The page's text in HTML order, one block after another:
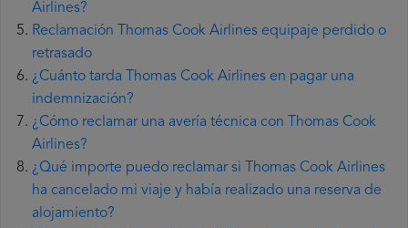
Airlines?
Reclamación Thomas Cook Airlines equipaje perdido o
retrasado
¿Cuánto tarda Thomas Cook Airlines en pagar una
indemnización?
¿Cómo reclamar una avería técnica con Thomas Cook
Airlines?
¿Qué importe puedo reclamar si Thomas Cook Airlines
ha cancelado mi viaje y había realizado una reserva de
alojamiento?